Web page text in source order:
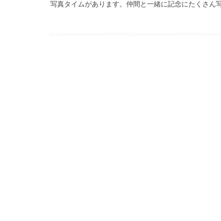
写真タイムがあります。仲間と一緒に記念にたくさん